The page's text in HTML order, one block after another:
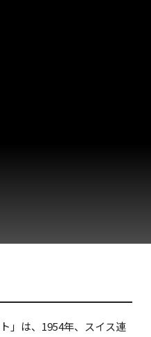
」は、1954年、スイス連